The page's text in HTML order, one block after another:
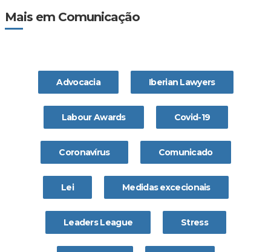
Mais em Comunicação
Advocacia Iberian Lawyers
Labour Awards Covid-19
Coronavírus Comunicado
Lei Medidas excecionais
Leaders League Stress